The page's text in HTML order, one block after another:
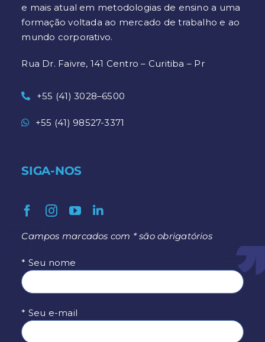
e mais atual em metodologias de ensino a uma
formação voltada ao mercado de trabalho e ao
mundo corporativo.
Rua Dr. Faivre, 141 Centro – Curitiba – Pr
+55 (41) 3028–6500
+55 (41) 98527-3371
SIGA-NOS
Campos marcados com * são obrigatórios
* Seu nome
* Seu e-mail